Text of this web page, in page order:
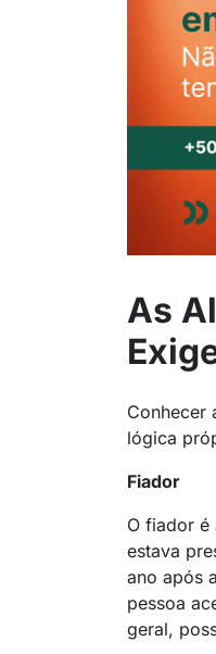
As
Conhecer
lógica
Fiador
O fiador é
estava
ano após
pessoa
geral,